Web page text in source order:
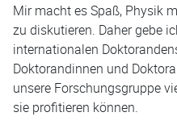
Mir macht es Spaß, Physik
zu diskutieren. Daher gebe
internationalen
Doktorandinnen und
unsere Forschungsgruppe
sie profitieren können.